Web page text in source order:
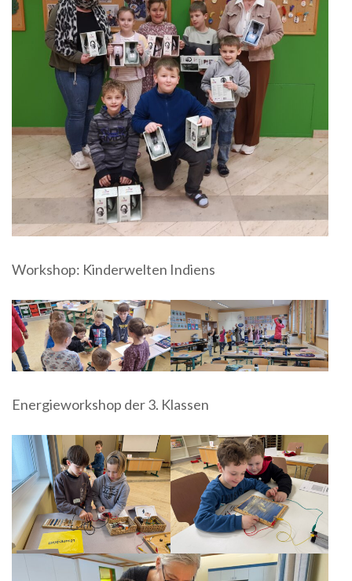
Workshop: Kinderwelten Indiens
Energieworkshop der 3. Klassen